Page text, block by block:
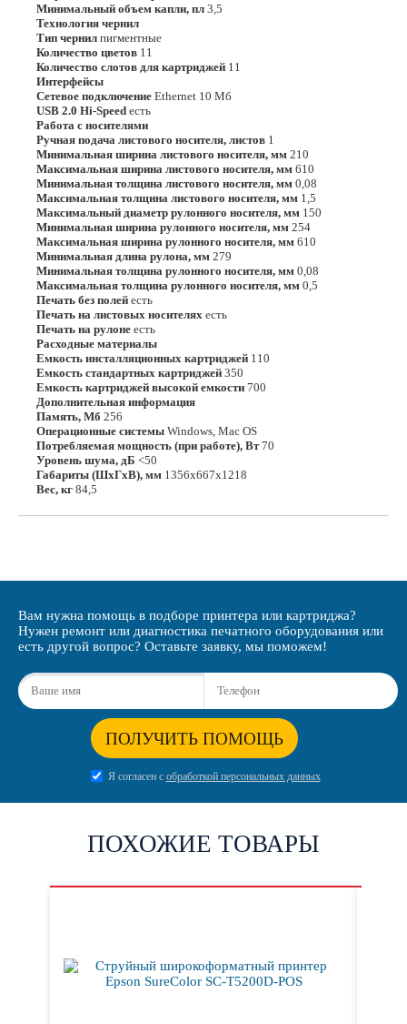
Минимальный объем капли, пл 3,5
Технология чернил
Тип чернил пигментные
Количество цветов 11
Количество слотов для картриджей 11
Интерфейсы
Сетевое подключение Ethernet 10 Мб
USB 2.0 Hi-Speed есть
Работа с носителями
Ручная подача листового носителя, листов 1
Минимальная ширина листового носителя, мм 210
Максимальная ширина листового носителя, мм 610
Минимальная толщина листового носителя, мм 0,08
Максимальная толщина листового носителя, мм 1,5
Максимальный диаметр рулонного носителя, мм 150
Минимальная ширина рулонного носителя, мм 254
Максимальная ширина рулонного носителя, мм 610
Минимальная длина рулона, мм 279
Минимальная толщина рулонного носителя, мм 0,08
Максимальная толщина рулонного носителя, мм 0,5
Печать без полей есть
Печать на листовых носителях есть
Печать на рулоне есть
Расходные материалы
Емкость инсталляционных картриджей 110
Емкость стандартных картриджей 350
Емкость картриджей высокой емкости 700
Дополнительная информация
Память, Мб 256
Операционные системы Windows, Mac OS
Потребляемая мощность (при работе), Вт70
Уровень шума, дБ <50
Габариты (ШхГхВ), мм 1356х667х1218
Вес, кг 84,5
Вам нужна помощь в подборе принтера или картриджа?
Нужен ремонт или диагностика печатного оборудования или
есть другой вопрос? Оставьте заявку, мы поможем!
ПОЛУЧИТЬ ПОМОЩЬ
Я согласен с обработкой персональных данных
ПОХОЖИЕ ТОВАРЫ